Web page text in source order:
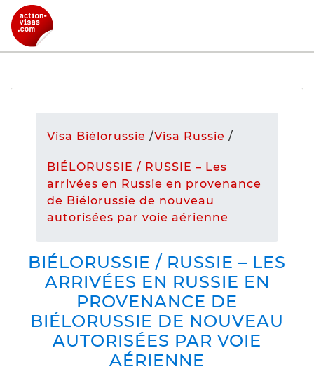
Visa Biélorussie /Visa Russie /
BIÉLORUSSIE / RUSSIE – Les
arrivées en Russie en provenance
de Biélorussie de nouveau
autorisées par voie aérienne
BIÉLORUSSIE / RUSSIE – LES
ARRIVÉES EN RUSSIE EN
PROVENANCE DE
BIÉLORUSSIE DE NOUVEAU
AUTORISÉES PAR VOIE
AÉRIENNE